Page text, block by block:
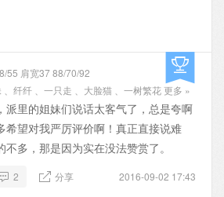
55 肩宽37 88/70/92
纤纤 一只走 大脸猫 一树繁花更多 »
派里的姐妹们说话太客气了，总是夸啊
希望对我严厉评价啊！真正直接说难
不多，那是因为实在没法赞赏了。
2016-09-02 17:43
2 分享